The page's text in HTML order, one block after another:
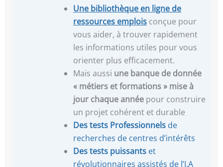
Une bibliothèque en ligne de
ressources emplois conçue pour
vous aider, à trouver rapidement
les informations utiles pour vous
orienter plus efficacement.
Mais aussi une banque de donnée
« métiers et formations » mise à
jour chaque année pour construire
un projet cohérent et durable
Des tests Professionnels de
recherches de centres d’intérêts
Des tests puissants et
révolutionnaires assistés de l’I.A